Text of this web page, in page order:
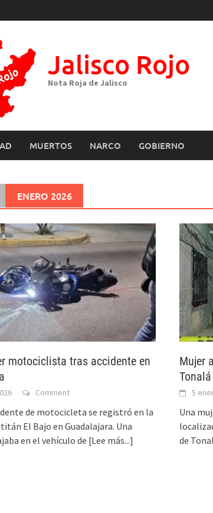
Jalisco Rojo
Nota Roja de Jalisco
MUERTOS NARCO GOBIERNO
ENERO 2026
motociclista tras accidente en
Comment
de motocicleta se registró en la
El Bajo en Guadalajara. Una
en el vehículo de [Lee más...]
Mujer
Tonalá
5
Una
de